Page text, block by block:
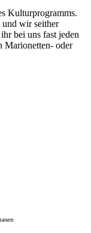
Kulturprogramms.
und wir seither
bei uns fast jeden
Marionetten- oder